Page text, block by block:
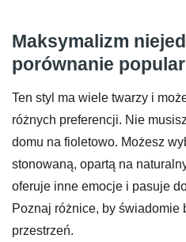
Maksymalizm
porównanie
Ten styl ma wiele twarzy i
różnych preferencji. Nie
domu na fioletowo. Możesz
stonowaną, opartą na
oferuje inne emocje i pasuje
Poznaj różnice, by świadomie
przestrzeń.